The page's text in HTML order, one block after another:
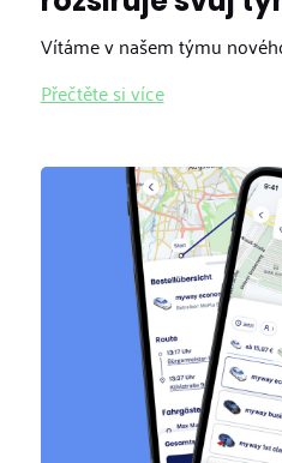
Vítáme v našem týmu
Přečtěte si více